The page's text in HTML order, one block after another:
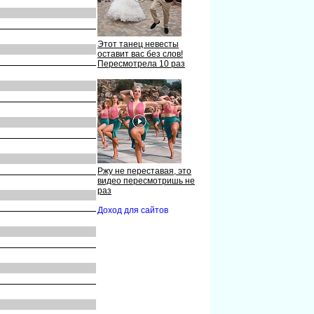
Этот танец невесты
оставит вас без слов!
Пересмотрела 10 раз
Ржу не переставая, это
видео пересмотришь не
раз
Доход для сайтов